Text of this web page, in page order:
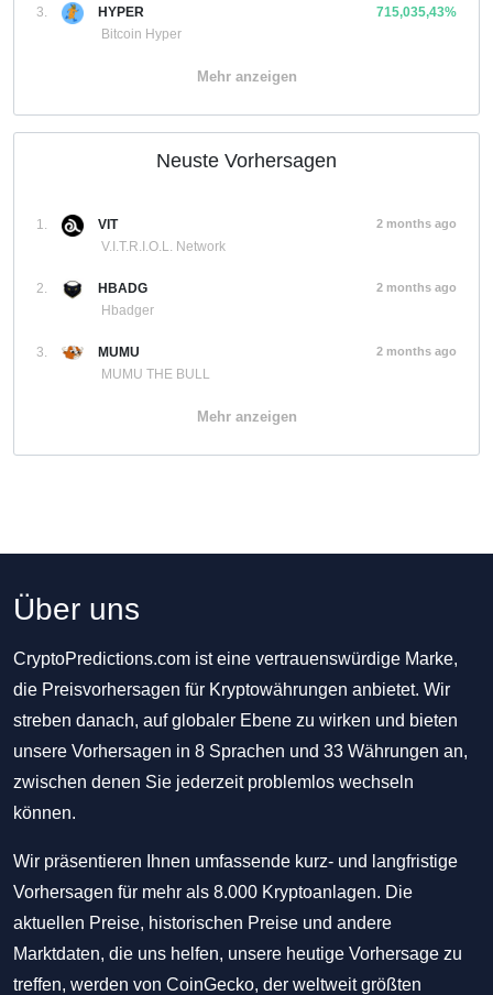
3.
HYPER
Bitcoin Hyper
715,035,43%
Mehr anzeigen
Neuste Vorhersagen
1.
VIT
V.I.T.R.I.O.L. Network
2 months ago
2.
HBADG
Hbadger
2 months ago
3.
MUMU
MUMU THE BULL
2 months ago
Mehr anzeigen
Über uns
CryptoPredictions.com ist eine vertrauenswürdige Marke,
die Preisvorhersagen für Kryptowährungen anbietet. Wir
streben danach, auf globaler Ebene zu wirken und bieten
unsere Vorhersagen in 8 Sprachen und 33 Währungen an,
zwischen denen Sie jederzeit problemlos wechseln
können.
Wir präsentieren Ihnen umfassende kurz- und langfristige
Vorhersagen für mehr als 8.000 Kryptoanlagen. Die
aktuellen Preise, historischen Preise und andere
Marktdaten, die uns helfen, unsere heutige Vorhersage zu
treffen, werden von CoinGecko, der weltweit größten